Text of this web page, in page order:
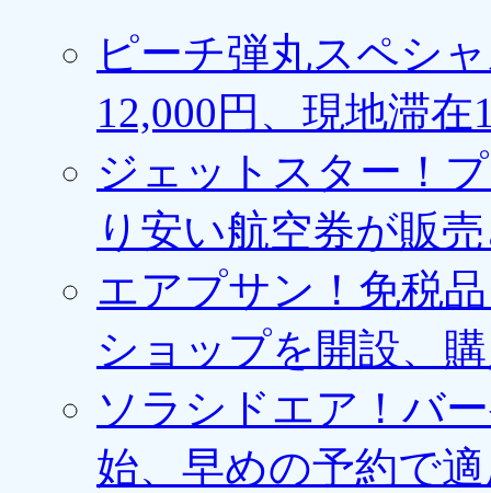
ピーチ弾丸スペシ
12,000円、現地滞
ジェットスター！
り安い航空券が販
エアプサン！免税
ショップを開設、
ソラシドエア！バ
始、早めの予約で